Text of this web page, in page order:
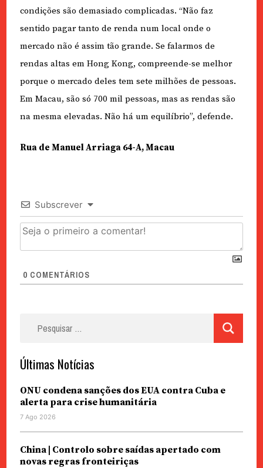
condições são demasiado complicadas. “Não faz
sentido pagar tanto de renda num local onde o
mercado não é assim tão grande. Se falarmos de
rendas altas em Hong Kong, compreende-se melhor
porque o mercado deles tem sete milhões de pessoas.
Em Macau, são só 700 mil pessoas, mas as rendas são
na mesma elevadas. Não há um equilíbrio”, defende.
Rua de Manuel Arriaga 64-A, Macau
Subscrever
0 COMENTÁRIOS
Últimas Notícias
ONU condena sanções dos EUA contra Cuba e
alerta para crise humanitária
7 Ago 2026
China | Controlo sobre saídas apertado com
novas regras fronteiriças